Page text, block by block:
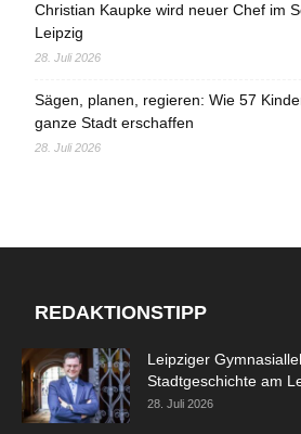
Christian Kaupke wird neuer Chef im
Leipzig
28. Juli 2026
Sägen, planen, regieren: Wie 57
ganze Stadt erschaffen
28. Juli 2026
REDAKTIONSTIPP
Leipziger
Stadtgeschichte am
28. Juli 2026